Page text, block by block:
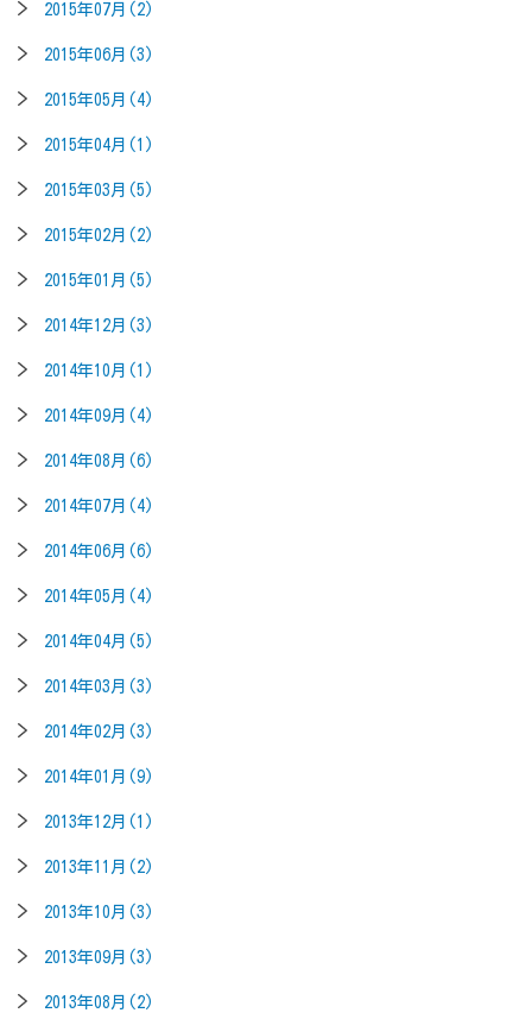
2015年07月(2)
2015年06月(3)
2015年05月(4)
2015年04月(1)
2015年03月(5)
2015年02月(2)
2015年01月(5)
2014年12月(3)
2014年10月(1)
2014年09月(4)
2014年08月(6)
2014年07月(4)
2014年06月(6)
2014年05月(4)
2014年04月(5)
2014年03月(3)
2014年02月(3)
2014年01月(9)
2013年12月(1)
2013年11月(2)
2013年10月(3)
2013年09月(3)
2013年08月(2)